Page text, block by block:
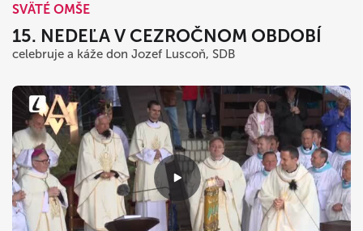
SVÄTÉ OMŠE
15. NEDEĽA V CEZROČNOM OBDOBÍ
celebruje a káže don Jozef Luscoň, SDB